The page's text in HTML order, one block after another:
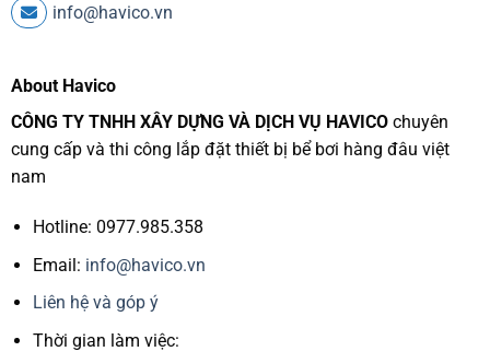
info@havico.vn
About Havico
CÔNG TY TNHH XÂY DỰNG VÀ DỊCH VỤ HAVICO chuyên
cung cấp và thi công lắp đặt thiết bị bể bơi hàng đâu việt
nam
Hotline: 0977.985.358
Email: info@havico.vn
Liên hệ và góp ý
Thời gian làm việc: